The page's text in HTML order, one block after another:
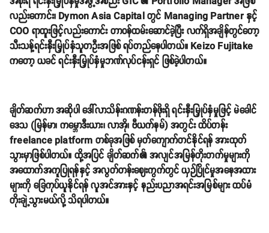
လည်းကောင်း၊ Dymon Asia Capital တွင် Managing Partner နှင့်
COO ရာထူးဖြင့်လည်းကောင်း တာဝန်ထမ်းဆောင်ခဲ့ပြီး လက်ရှိအချိန်တွင်တော့
သီးသန့်ရင်းနှီးမြှုပ်နှံသူတဦးအဖြစ် ရပ်တည်နေပါတယ်။ Keizo Fujitake
ကတော့ ယခင် ရင်းနှီးမြှုပ်နှံမှုဘဏ်လုပ်ငန်းရှင် ဖြစ်ခဲ့ပါတယ်။
ချိတ်ဆက်ဟာ အဆိုပါ ဒေါ်လာသိန်းဂဏန်းတန်ဖိုးရှိ ရင်းနှီးမြှုပ်နှံမှုဖြင့် မဲခေါင်
ဒေသ (မြန်မာ၊ ကမ္ဘောဒီးယား၊ လာအို၊ ဗီယက်နမ်) အတွင်း ထိပ်တန်း
freelance platform တစ်ခုအဖြစ် မှတ်ကျောက်တင်နိုင်ရန် အားထုတ်
သွားမှာဖြစ်ပါတယ်။ ထို့အပြင် ချိတ်ဆက်၏ အလျင်အမြန်တိုးတက်မှုများကို
အထောက်အကူပြုရန်နှင့် အလွတ်တန်းဈေးကွက်တွင် ယှဉ်ပြိုင်မှုအနေအထား
များကို ခြေကုပ်ယူနိုင်ရန် လူအင်အားနှင့် နည်းပညာအရင်းအမြစ်များ ထပ်မံ
တိုးချဲ့သွားမယ်လို့ သိရပါတယ်။